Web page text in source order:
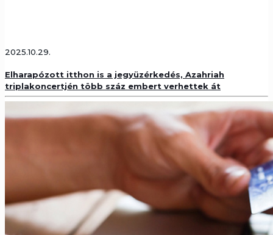
2025.10.29.
Elharapózott itthon is a jegyüzérkedés, Azahriah
triplakoncertjén több száz embert verhettek át